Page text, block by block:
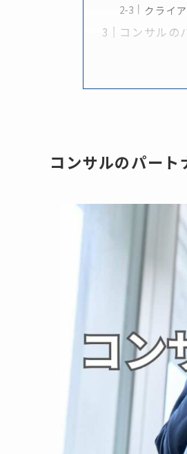
クライ
コンサルの
コンサルのパート